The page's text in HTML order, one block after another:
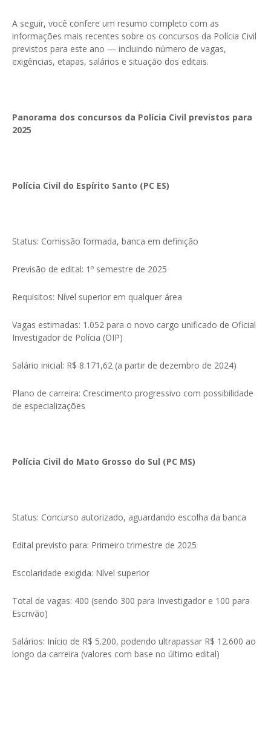
A seguir, você confere um resumo completo com as
informações mais recentes sobre os concursos da Polícia Civil
previstos para este ano — incluindo número de vagas,
exigências, etapas, salários e situação dos editais.
Panorama dos concursos da Polícia Civil previstos para
2025
Polícia Civil do Espírito Santo (PC ES)
Status: Comissão formada, banca em definição
Previsão de edital: 1º semestre de 2025
Requisitos: Nível superior em qualquer área
Vagas estimadas: 1.052 para o novo cargo unificado de Oficial
Investigador de Polícia (OIP)
Salário inicial: R$ 8.171,62 (a partir de dezembro de 2024)
Plano de carreira: Crescimento progressivo com possibilidade
de especializações
Polícia Civil do Mato Grosso do Sul (PC MS)
Status: Concurso autorizado, aguardando escolha da banca
Edital previsto para: Primeiro trimestre de 2025
Escolaridade exigida: Nível superior
Total de vagas: 400 (sendo 300 para Investigador e 100 para
Escrivão)
Salários: Início de R$ 5.200, podendo ultrapassar R$ 12.600 ao
longo da carreira (valores com base no último edital)